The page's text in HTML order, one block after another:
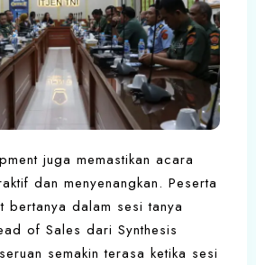
juga memastikan acara
dan menyenangkan. Peserta
bertanya dalam sesi tanya
of Sales dari Synthesis
semakin terasa ketika sesi